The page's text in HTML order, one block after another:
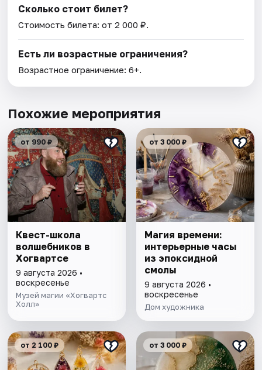
Сколько стоит билет?
Стоимость билета: от 2 000 ₽.
Есть ли возрастные ограничения?
Возрастное ограничение: 6+.
Похожие мероприятия
от 990 ₽
Квест-школа
волшебников в
Хогвартсе
9 августа 2026 •
воскресенье
Музей магии «Хогвартс
Холл»
от 3 000 ₽
Магия времени:
интерьерные часы
из эпоксидной
смолы
9 августа 2026 •
воскресенье
Дом художника
от 2 100 ₽ от 3 000 ₽